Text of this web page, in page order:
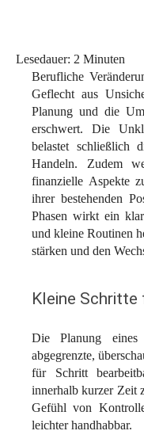
Lesedauer: 2 Minuten
Berufliche
Geflecht aus
Planung und die
erschwert. Die
belastet schließlich
Handeln. Zudem
finanzielle Aspekte
ihrer bestehenden
Phasen wirkt ein
und kleine Routinen
stärken und den
Kleine
Die Planung
abgegrenzte,
für Schritt
innerhalb kurzer Zeit
Gefühl von
leichter handhabbar.